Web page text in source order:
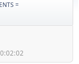
=